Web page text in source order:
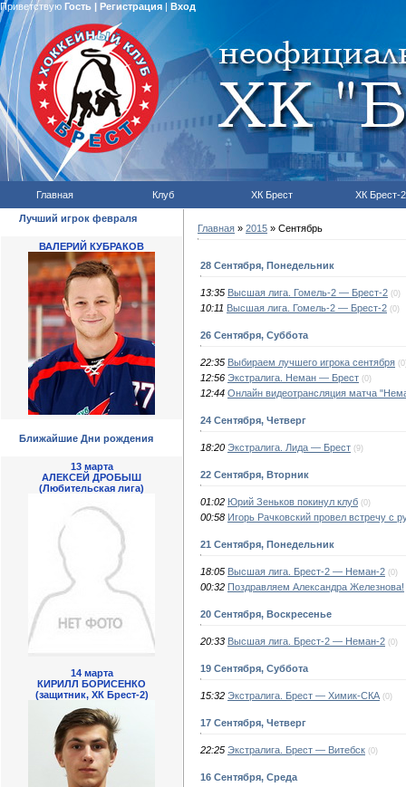
Приветствую Гость | Регистрация| Вход
Главная Клуб ХК Брест ХК Брест-2
Лучший игрок февраля
ВАЛЕРИЙ КУБРАКОВ
Ближайшие Дни рождения
13 марта
АЛЕКСЕЙ ДРОБЫШ
(Любительская лига)
14 марта
КИРИЛЛ БОРИСЕНКО
(защитник, ХК Брест-2)
Главная » 2015 » Сентябрь
28 Сентября, Понедельник
13:35 Высшая лига. Гомель-2 — Брест-2 (0)
10:11 Высшая лига. Гомель-2 — Брест-2 (0)
26 Сентября, Суббота
22:35 Выбираем лучшего игрока сентября
12:56 Экстралига. Неман — Брест (0)
12:44 Онлайн видеотрансляция матча
24 Сентября, Четверг
18:20 Экстралига. Лида — Брест (9)
22 Сентября, Вторник
01:02 Юрий Зеньков покинул клуб (0)
00:58 Игорь Рачковский провел встречу с
21 Сентября, Понедельник
18:05 Высшая лига. Брест-2 — Неман-2 (0)
00:32 Поздравляем Александра Железнова!
20 Сентября, Воскресенье
20:33 Высшая лига. Брест-2 — Неман-2 (0)
19 Сентября, Суббота
15:32 Экстралига. Брест — Химик-СКА (0)
17 Сентября, Четверг
22:25 Экстралига. Брест — Витебск (0)
16 Сентября, Среда